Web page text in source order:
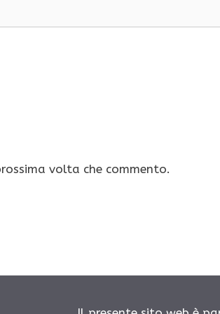
volta che commento.